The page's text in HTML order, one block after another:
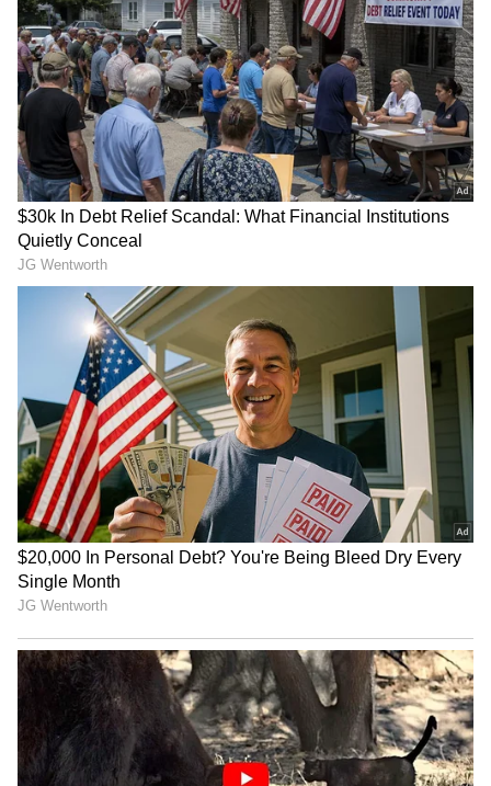
Pittalu Movie Press Meet | Actor
Bhanu
డ్రగ్స్ రహిత సమాజం కోసం మోదీ మాస్టర్
ప్లాన్ | Nasha Mukt Yuva for Viksit
Bharat Explained